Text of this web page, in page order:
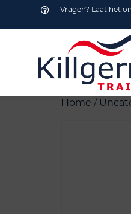
Vragen? Laat het
Home /